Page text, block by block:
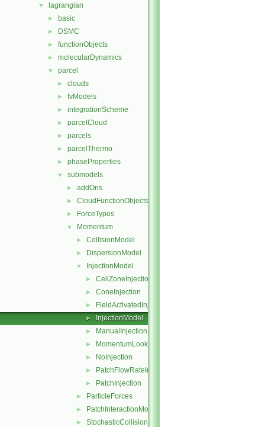
▼ lagrangian
► basic
► DSMC
► functionObjects
► molecularDynamics
▼ parcel
► clouds
► fvModels
► integrationScheme
► parcelCloud
► parcels
► parcelThermo
► phaseProperties
▼ submodels
► addOns
► CloudFunctionObjects
► ForceTypes
▼ Momentum
► CollisionModel
► DispersionModel
▼ InjectionModel
► CellZoneInjection
► ConeInjection
► FieldActivatedInjection
► InjectionModel
► ManualInjection
► MomentumLookupTableInjection
► NoInjection
► PatchFlowRateInjection
► PatchInjection
► ParticleForces
► PatchInteractionModel
► StochasticCollision